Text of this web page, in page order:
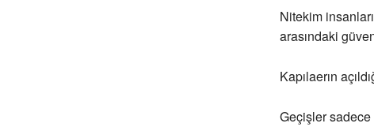
Nitekim
arasındaki
Kapılaerın
Geçişler sadece